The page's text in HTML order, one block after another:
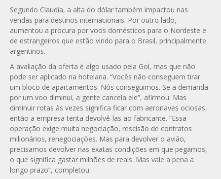
Segundo Claudia, a alta do dólar também impactou nas
vendas para destinos internacionais. Por outro lado,
aumentou a procura por voos domésticos para o Nordeste e
de estrangeiros que estão vindo para o Brasil, principalmente
argentinos.
A avaliação da oferta é algo usado pela Gol, mas que não
pode ser aplicado na hotelaria. “Vocês não conseguem tirar
um bloco de apartamentos. Nós conseguimos. Se a demanda
por um voo diminui, a gente cancela ele”, afirmou. Mas
diminuir rotas às vezes significa ficar com aeronaves ociosas,
então a empresa tenta devolvê-las ao fabricante. “Essa
operação exige muita negociação, rescisão de contratos
milionários, renegociações. Mas para devolver o avião,
precisamos devolver nas exatas condições em que pegamos,
o que significa gastar milhões de reais. Mas vale a pena a
longo prazo”, completou.